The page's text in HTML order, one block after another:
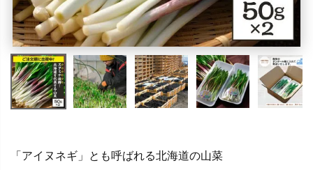
「アイヌネギ」とも呼ばれる北海道の山菜